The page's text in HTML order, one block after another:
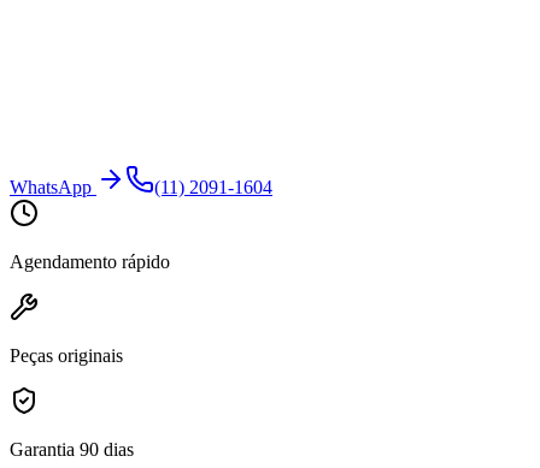
WhatsApp (11) 2091-1604
Agendamento rápido
Peças originais
Garantia 90 dias